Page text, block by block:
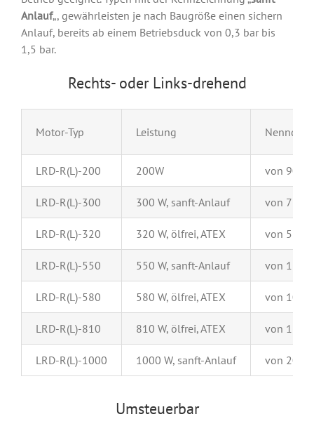
Anlauf„, gewährleisten je nach Baugröße einen sichern
Anlauf, bereits ab einem Betriebsduck von 0,3 bar bis
1,5 bar.
Rechts- oder Links-drehend
Motor-Typ Leistung
LRD-R(L)-200 200W von 90
LRD-R(L)-300 300 W, sanft-Anlauf von 7 bis
LRD-R(L)-320 320 W, ölfrei, ATEX von 5 bis
LRD-R(L)-550 550 W, sanft-Anlauf von 15
LRD-R(L)-580 580 W, ölfrei, ATEX von 10
LRD-R(L)-810 810 W, ölfrei, ATEX von 15
LRD-R(L)-1000 1000 W, sanft-Anlauf von 20
Umsteuerbar